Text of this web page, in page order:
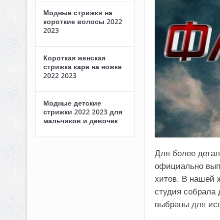
Для более
официально
хитов. В нашей
студия собрала
выбраны для
Модные стрижки на
короткие волосы 2022
2023
Короткая женская
стрижка каре на ножке
2022 2023
Модные детские
стрижки 2022 2023 для
мальчиков и девочек